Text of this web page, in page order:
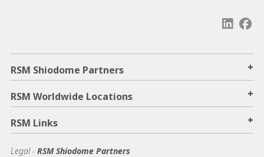
RSM Shiodome Partners +
RSM Worldwide Locations +
RSM Links +
Legal - RSM Shiodome Partners